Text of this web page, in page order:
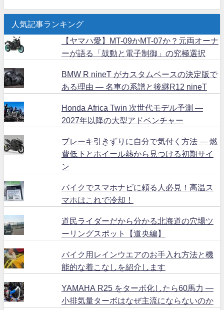
人気記事ランキング
【ヤマハ愛】MT-09かMT-07か？元両オーナ
ーが語る「鼓動と電子制御」の究極選択
BMW R nineT がカスタムベースの決定版で
ある理由 ― 名車の系譜と後継R12 nineT
Honda Africa Twin 次世代モデル予測 ―
2027年以降の大型アドベンチャー
ブレーキ引きずりに自分で気付く方法 ― 燃
費低下とホイール熱から見つける初期サイ
ン
バイクでスマホナビに頼る人必見！高温ス
マホはこれで冷却！
道民ライダーだから分かる北海道の穴場ツ
ーリングスポット【道央編】
バイク用レインウエアのお手入れ方法と機
能的な着こなしを紹介します
YAMAHA R25 をターボ化したら60馬力 ―
小排気量ターボはなぜ主流にならないのか